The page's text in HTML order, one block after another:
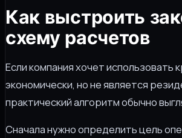
Как выстроить
схему расчетов
Если компания хочет использовать
экономически, но не является
практический алгоритм обычно
Сначала нужно определить цель